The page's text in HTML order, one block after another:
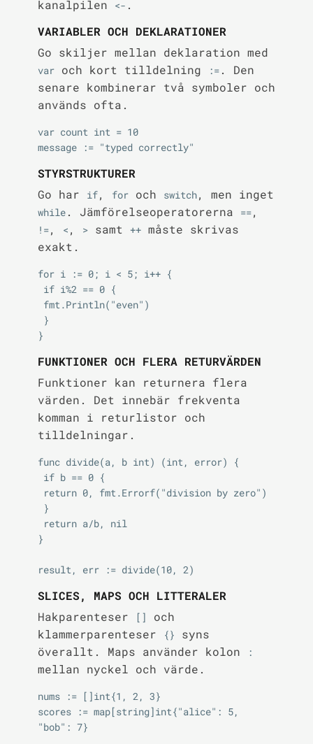
kanalpilen <- .
VARIABLER OCH DEKLARATIONER
Go skiljer mellan deklaration med
varoch kort tilldelning :=. Den
senare kombinerar två symboler och
används ofta.
var count int = 10
STYRSTRUKTURER
Go har
if, foroch switch, men inget
while. Jämförelseoperatorerna ==,
!=, < , >samt ++måste skrivas
exakt.
for i := 0; i < 5; i++ {
FUNKTIONER OCH FLERA RETURVÄRDEN
Funktioner kan returnera flera
värden. Det innebär frekventa
komman i returlistor och
tilldelningar.
func divide(a, b int) (int, error) {
}
SLICES, MAPS OCH LITTERALER
Hakparenteser
[]
och
klammerparenteser
{} syns
överallt. Maps använder kolon
:
mellan nyckel och värde.
nums := []int{1, 2, 3}
scores := map[string]int{"alice": 5,